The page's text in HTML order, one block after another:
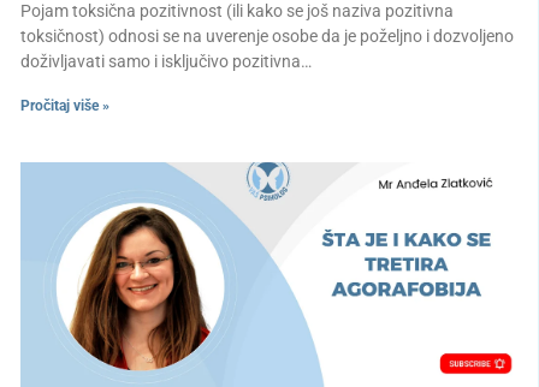
Pojam toksična pozitivnost (ili kako se još naziva pozitivna
toksičnost) odnosi se na uverenje osobe da je poželjno i dozvoljeno
doživljavati samo i isključivo pozitivna…
Pročitaj više »